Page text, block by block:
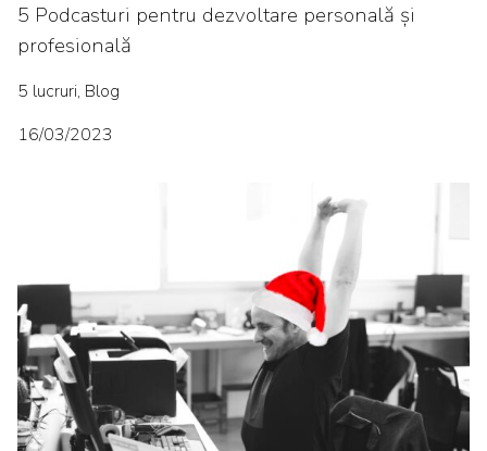
5 Podcasturi pentru dezvoltare personală și
profesională
5 lucruri, Blog
16/03/2023